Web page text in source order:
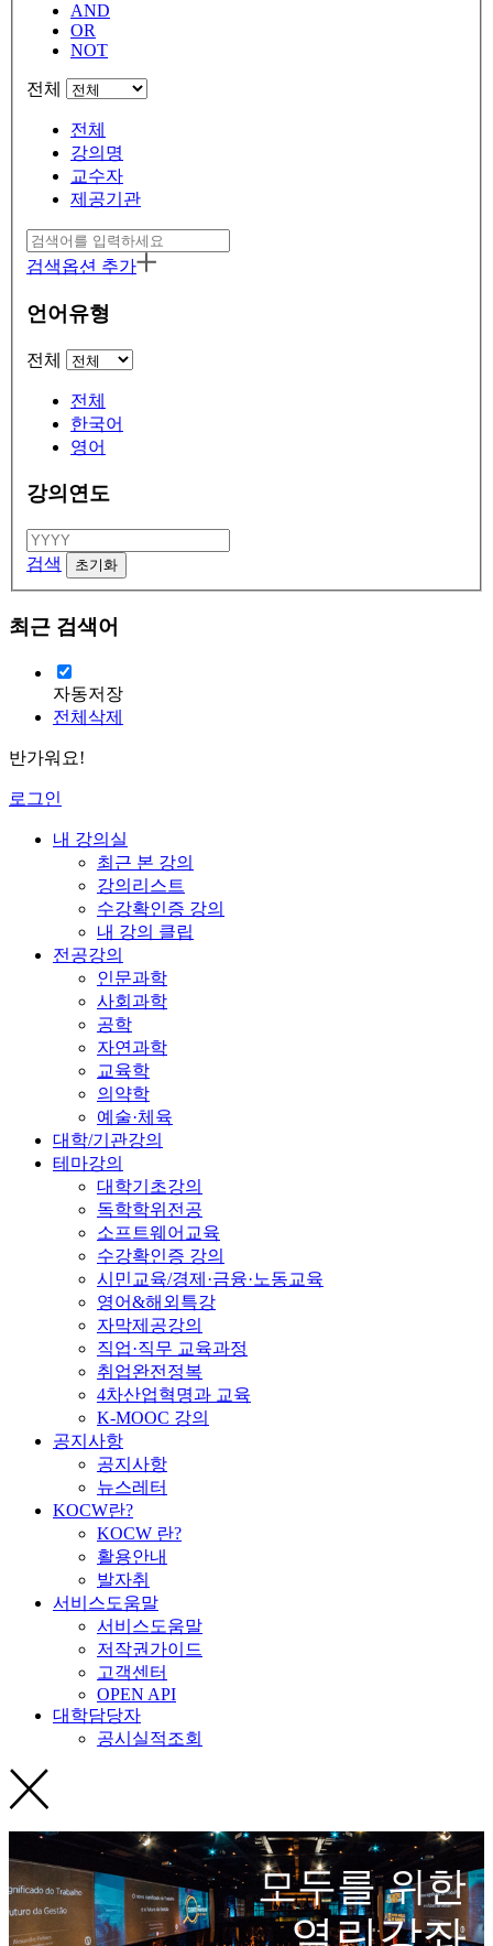
AND
OR
NOT
전체
전체
강의명
교수자
제공기관
검색옵션 추가
언어유형
전체
전체
한국어
영어
강의연도
검색
최근 검색어
자동저장
전체삭제
반가워요!
로그인
내 강의실
최근 본 강의
강의리스트
수강확인증 강의
내 강의 클립
전공강의
인문과학
사회과학
공학
자연과학
교육학
의약학
예술·체육
대학/기관강의
테마강의
대학기초강의
독학학위전공
소프트웨어교육
수강확인증 강의
시민교육/경제·금융·노동교육
영어&해외특강
자막제공강의
직업·직무 교육과정
취업완전정복
4차산업혁명과 교육
K-MOOC 강의
공지사항
공지사항
뉴스레터
KOCW란?
KOCW 란?
활용안내
발자취
서비스도움말
서비스도움말
저작권가이드
고객센터
OPEN API
대학담당자
공시실적조회
모두를 위한